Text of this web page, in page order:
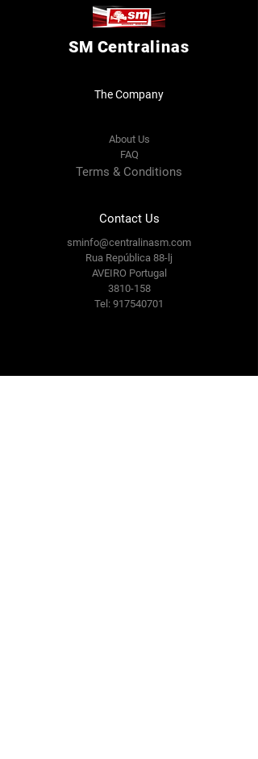
SM Centralinas
The Company
Terms & Conditions
About Us
FAQ
Contact Us
sminfo@centralinasm.com
Rua República 88-lj
AVEIRO Portugal
3810-158
Tel: 917540701